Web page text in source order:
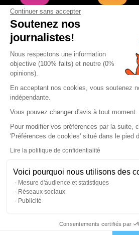
Continuer sans accepter
Soutenez nos
journalistes!
Nous respectons une information
objective (100% faits) et neutre (0%
opinions).
En acceptant nos cookies, vous soutenez
indépendante.
Vous pouvez changer d'avis à tout moment.
Pour modifier vos préférences par la suite,
'Préférences de cookies' situé dans le pied
Lire la politique de confidentialité
Voici pourquoi nous utilisons des
Mesure d'audience et statistiques
Réseaux sociaux
Publicité
Consentements certifiés par
> Vie privée
> Paramètres de